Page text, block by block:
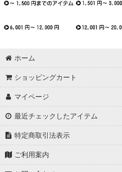
ホーム
ショッピングカート
マイページ
最近チェックしたアイテム
特定商取引法表示
ご利用案内